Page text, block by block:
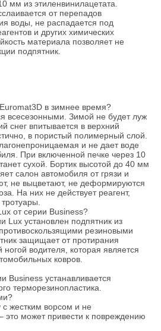
мм из этиленвинилацетата.
от перепадов
воды, не распадается под
и других химических
материала позволяет не
подпятник.
Euromat3D в зимнее время?
всесезонными. Зимой не будет луж
снег впитывается в верхний
в пористый полимерный слой.
и не дает воде
При включенной печке через 10
сухой. Бортик высотой до 40 мм
салон автомобиля от грязи и
не выцветают, не деформируются
На них не действует реагент,
от серии Business?
Lux установлен подпятник из
резиновыми
защищает от протирания
ногой водителя, которая является
ковров.
Business устанавливается
терморезинопластика.
с жестким ворсом и не
это может привести к повреждению